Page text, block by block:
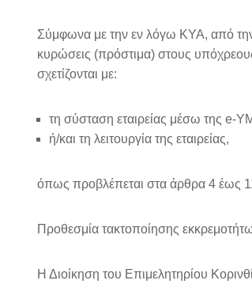
Σύμφωνα με την εν λόγω ΚΥΑ, από την
κυρώσεις (πρόστιμα) στους
σχετίζονται με:
τη σύσταση εταιρείας μέσω της e-
ή/και τη λειτουργία της εταιρείας,
όπως προβλέπεται στα άρθρα 4 έως
Προθεσμία τακτοποίησης
Η Διοίκηση του Επιμελητηρίου